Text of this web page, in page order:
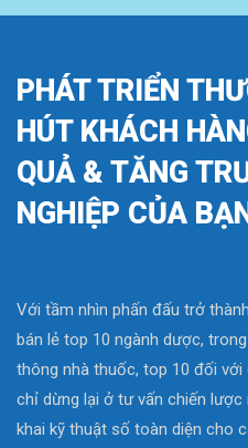
PHÁT TRIỂN
HÚT KHÁCH
QUẢ & TĂNG
NGHIỆP CỦA
Với tầm nhìn phấn đấu trở
bán lẻ top 10 ngành dược,
thông nhà thuốc, top 10 đối
chỉ dừng lại ở tư vấn chiến
khai kỹ thuật số toàn diện cho